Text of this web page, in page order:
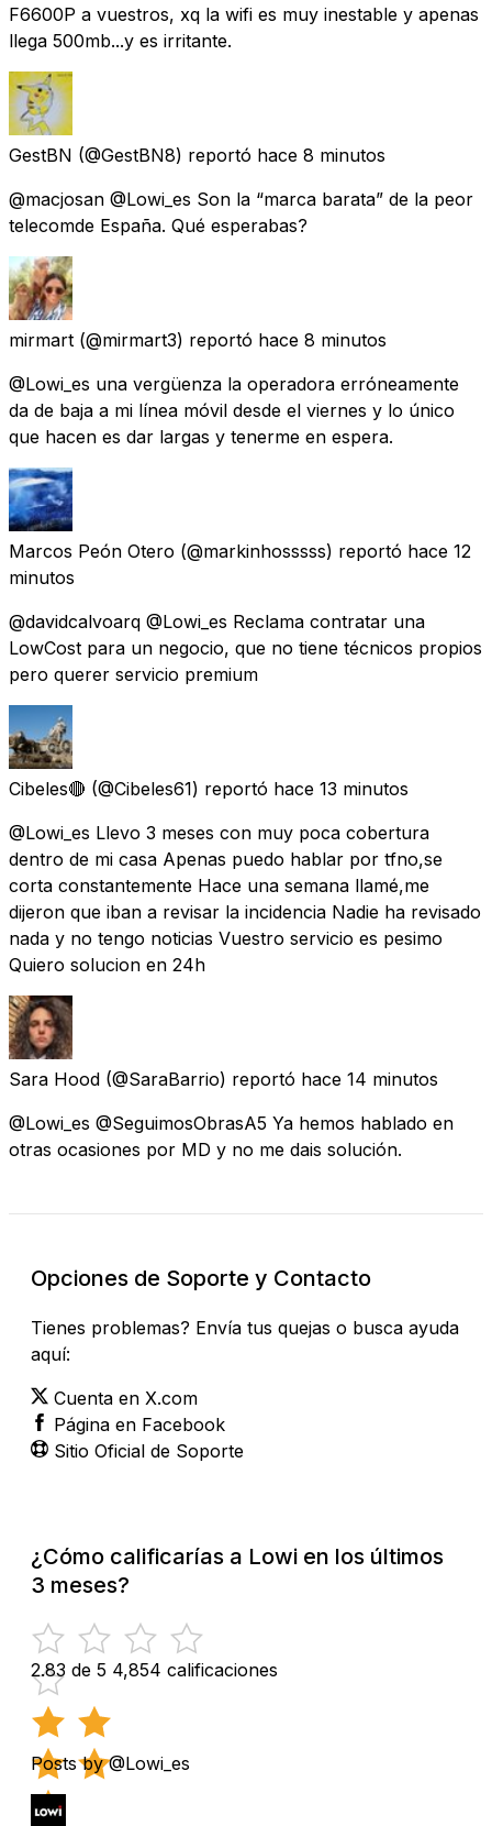
F6600P a vuestros, xq la wifi es muy inestable y apenas
llega 500mb...y es irritante.
GestBN (@GestBN8) reportó hace 8 minutos
@macjosan @Lowi_es Son la “marca barata” de la peor
telecomde España. Qué esperabas?
mirmart (@mirmart3) reportó hace 8 minutos
@Lowi_es una vergüenza la operadora erróneamente
da de baja a mi línea móvil desde el viernes y lo único
que hacen es dar largas y tenerme en espera.
Marcos Peón Otero (@markinhosssss) reportó hace 12
minutos
@davidcalvoarq @Lowi_es Reclama contratar una
LowCost para un negocio, que no tiene técnicos propios
pero querer servicio premium
Cibeles🔴 (@Cibeles61) reportó hace 13 minutos
@Lowi_es Llevo 3 meses con muy poca cobertura
dentro de mi casa Apenas puedo hablar por tfno,se
corta constantemente Hace una semana llamé,me
dijeron que iban a revisar la incidencia Nadie ha revisado
nada y no tengo noticias Vuestro servicio es pesimo
Quiero solucion en 24h
Sara Hood (@SaraBarrio) reportó hace 14 minutos
@Lowi_es @SeguimosObrasA5 Ya hemos hablado en
otras ocasiones por MD y no me dais solución.
Opciones de Soporte y Contacto
Tienes problemas? Envía tus quejas o busca ayuda
aquí:
Cuenta en X.com
Página en Facebook
Sitio Oficial de Soporte
¿Cómo calificarías a Lowi en los últimos
3 meses?
2.83 de 5 4,854 calificaciones
Posts by @Lowi_es